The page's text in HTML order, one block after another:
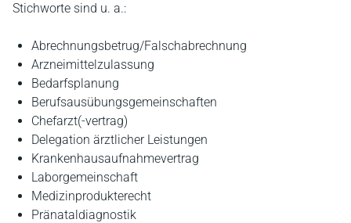
Stichworte sind u. a.:
Abrechnungsbetrug/Falschabrechnung
Arzneimittelzulassung
Bedarfsplanung
Berufsausübungsgemeinschaften
Chefarzt(-vertrag)
Delegation ärztlicher Leistungen
Krankenhausaufnahmevertrag
Laborgemeinschaft
Medizinprodukterecht
Pränataldiagnostik